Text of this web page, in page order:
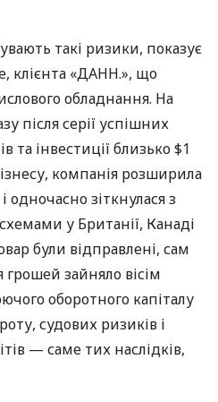
такі ризики, показує
клієнта «ДАНН.», що
обладнання. На
після серії успішних
та інвестиції близько $1
компанія розширила
одночасно зіткнулася з
у Британії, Канаді
були відправлені, сам
зайняло вісім
оборотного капіталу
судових ризиків і
— саме тих наслідків,